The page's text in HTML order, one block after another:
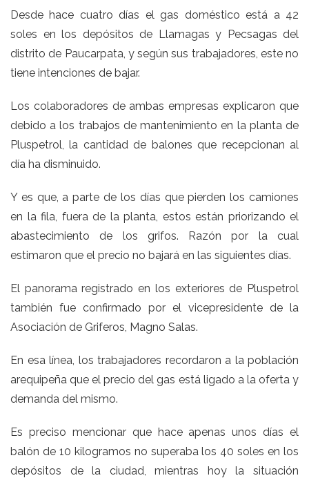
Desde hace cuatro días el gas doméstico está a 42
soles en los depósitos de Llamagas y Pecsagas del
distrito de Paucarpata, y según sus trabajadores, este no
tiene intenciones de bajar.
Los colaboradores de ambas empresas explicaron que
debido a los trabajos de mantenimiento en la planta de
Pluspetrol, la cantidad de balones que recepcionan al
día ha disminuido.
Y es que, a parte de los días que pierden los camiones
en la fila, fuera de la planta, estos están priorizando el
abastecimiento de los grifos. Razón por la cual
estimaron que el precio no bajará en las siguientes días.
El panorama registrado en los exteriores de Pluspetrol
también fue confirmado por el vicepresidente de la
Asociación de Griferos, Magno Salas.
En esa línea, los trabajadores recordaron a la población
arequipeña que el precio del gas está ligado a la oferta y
demanda del mismo.
Es preciso mencionar que hace apenas unos días el
balón de 10 kilogramos no superaba los 40 soles en los
depósitos de la ciudad, mientras hoy la situación